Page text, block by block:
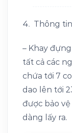
4. Thông
– Khay
tất cả các
chứa tới 7
dao lên tới
được bảo
dàng lấy ra.